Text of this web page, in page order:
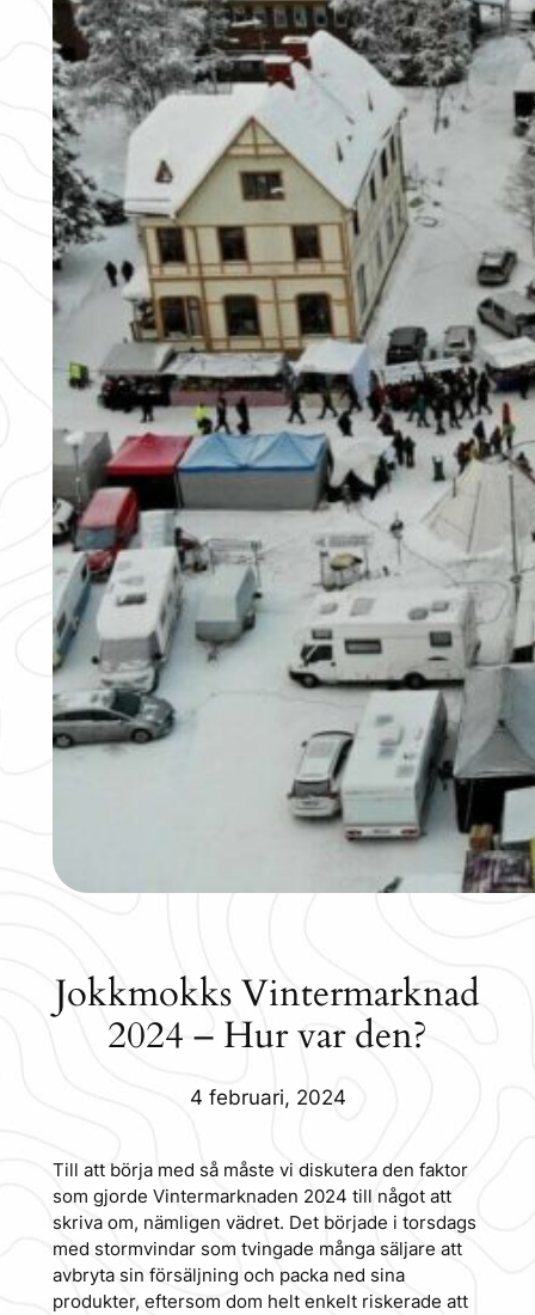
Jokkmokks Vintermarknad
2024 – Hur var den?
4 februari, 2024
Till att börja med så måste vi diskutera den faktor
som gjorde Vintermarknaden 2024 till något att
skriva om, nämligen vädret. Det började i torsdags
med stormvindar som tvingade många säljare att
avbryta sin försäljning och packa ned sina
produkter, eftersom dom helt enkelt riskerade att